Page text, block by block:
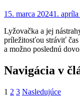
15. marca 20241.
Lyžovačka a jej
príležitosťou stráviť
a možno poslednú
Navigácia v
1 2 3 Nasledujúce